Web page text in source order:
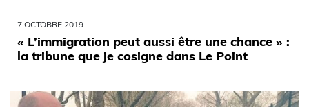
7 OCTOBRE 2019
« L’immigration peut aussi être une chance » :
la tribune que je cosigne dans Le Point